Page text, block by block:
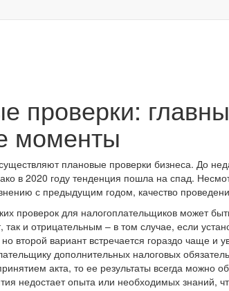
проверки:
моменты
плановые проверки бизнеса. До
в 2020 году тенденция пошла на спад.
с предыдущим годом, качество
проверок для налогоплательщиков может
так и отрицательным – в том случае, если
второй вариант встречается гораздо чаще и
дополнительных налоговых
акта, то ее результаты всегда можно
недостает опыта или необходимых знаний,